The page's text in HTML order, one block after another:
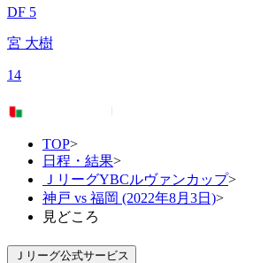
DF 5
宮 大樹
14
TOP>
日程・結果>
ＪリーグYBCルヴァンカップ>
神戸 vs 福岡 (2022年8月3日)>
見どころ
Ｊリーグ公式サービス